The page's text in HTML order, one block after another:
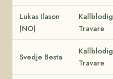
Lukas Ilason
(NO)
Kallblodig
Travare
Svedje Besta
Kallblodig
Travare